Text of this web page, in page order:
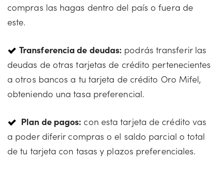
compras las hagas dentro del país o fuera de
este.
Transferencia de deudas: podrás transferir las
deudas de otras tarjetas de crédito pertenecientes
a otros bancos a tu tarjeta de crédito Oro Mifel,
obteniendo una tasa preferencial.
Plan de pagos: con esta tarjeta de crédito vas
a poder diferir compras o el saldo parcial o total
de tu tarjeta con tasas y plazos preferenciales.